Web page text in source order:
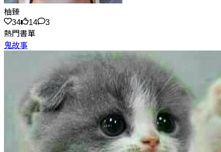
柚臻
34
14
3
熱門書單
鬼故事